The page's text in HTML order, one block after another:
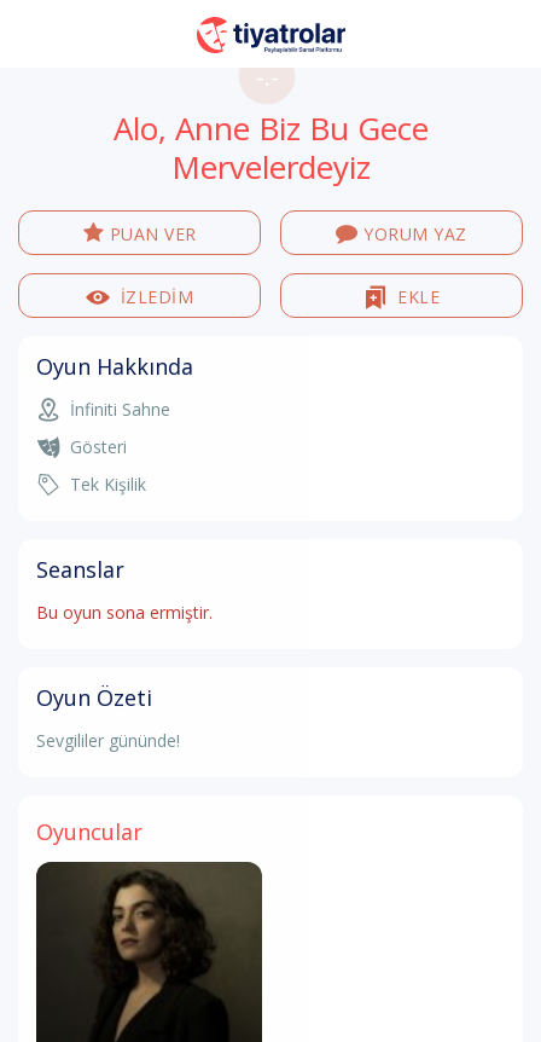
-.-
Alo, Anne Biz Bu Gece
Mervelerdeyiz
PUAN VER YORUM YAZ
İZLEDİM EKLE
Oyun Hakkında
İnfiniti Sahne
Gösteri
Tek Kişilik
Seanslar
Bu oyun sona ermiştir.
Oyun Özeti
Sevgililer gününde!
Oyuncular